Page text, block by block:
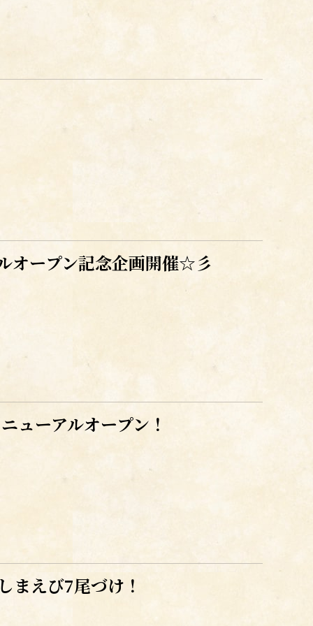
ープン記念企画開催☆彡
ューアルオープン！
まえび7尾づけ！